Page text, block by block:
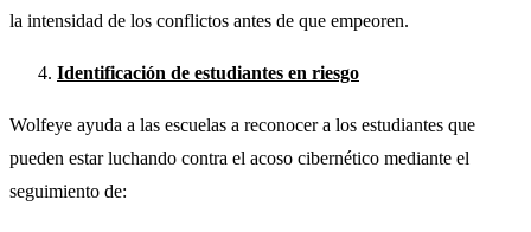
la intensidad de los conflictos antes de que empeoren.
Identificación de estudiantes en riesgo
Wolfeye ayuda a las escuelas a reconocer a los estudiantes que
pueden estar luchando contra el acoso cibernético mediante el
seguimiento de: